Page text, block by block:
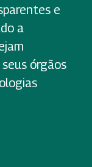
e
a
órgãos